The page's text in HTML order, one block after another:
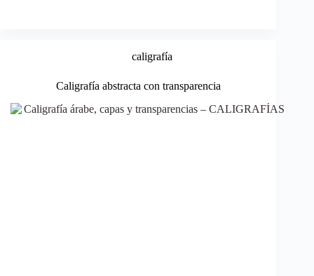
caligrafía
Caligrafía abstracta con transparencia